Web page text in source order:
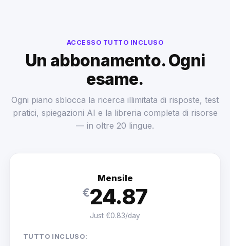
ACCESSO TUTTO INCLUSO
Un abbonamento. Ogni
esame.
Ogni piano sblocca la ricerca illimitata di risposte, test
pratici, spiegazioni AI e la libreria completa di risorse
— in oltre 20 lingue.
Mensile
€24.87
Just €0.83/day
TUTTO INCLUSO: